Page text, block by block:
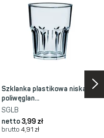
Szklanka plastikowa niska z
poliwęglan...
SGLB
netto 3,99 zł
brutto 4,91 zł